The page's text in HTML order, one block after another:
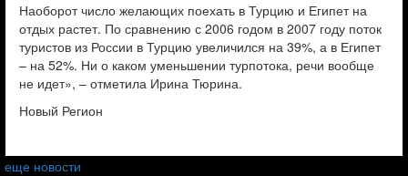
Наоборот число желающих поехать в Турцию и Египет на
отдых растет. По сравнению с 2006 годом в 2007 году поток
туристов из России в Турцию увеличился на 39%, а в Египет
– на 52%. Ни о каком уменьшении турпотока, речи вообще
не идет», – отметила Ирина Тюрина.
Новый Регион
еще новости